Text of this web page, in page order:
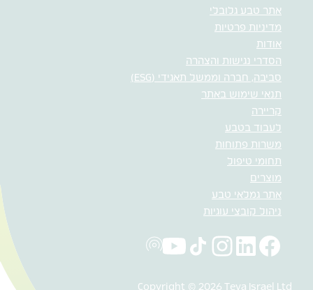
אתר טבע גלובלי
מדיניות פרטיות
אודות
הסדרי נגישות והצהרה
סביבה, חברה וממשל תאגידי (ESG)
תנאי שימוש באתר
קריירה
לעבוד בטבע
משרות פתוחות
תחומי טיפול
מוצרים
אתר גמלאי טבע
ניהול קובצי עוגיות
Copyright © 2026 Teva Israel Ltd